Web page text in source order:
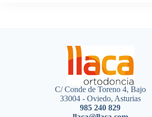
C/ Conde de Toreno 4, Bajo
33004 - Oviedo, Asturias
985 240 829